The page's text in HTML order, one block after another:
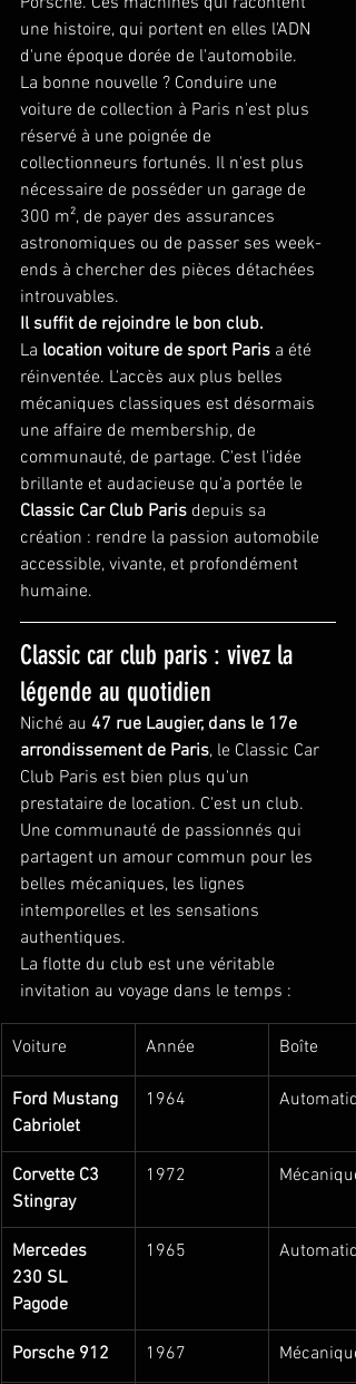
une histoire, qui portent en elles l'ADN
d'une époque dorée de l'automobile.
La bonne nouvelle ? Conduire une
voiture de collection à Paris n'est plus
réservé à une poignée de
collectionneurs fortunés. Il n'est plus
nécessaire de posséder un garage de
300 m², de payer des assurances
astronomiques ou de passer ses week-
ends à chercher des pièces détachées
introuvables.
Il suffit de rejoindre le bon club.
La location voiture de sport Paris a été
réinventée. L'accès aux plus belles
mécaniques classiques est désormais
une affaire de membership, de
communauté, de partage. C'est l'idée
brillante et audacieuse qu'a portée le
Classic Car Club Paris depuis sa
création : rendre la passion automobile
accessible, vivante, et profondément
humaine.
Classic car club paris : vivez la
légende au quotidien
Niché au 47 rue Laugier, dans le 17e
arrondissement de Paris, le Classic Car
Club Paris est bien plus qu'un
prestataire de location. C'est un club.
Une communauté de passionnés qui
partagent un amour commun pour les
belles mécaniques, les lignes
intemporelles et les sensations
authentiques.
La flotte du club est une véritable
invitation au voyage dans le temps :
Voiture Année Boîte
Ford Mustang
Cabriolet
1964
Corvette C3
Stingray
1972 Mécanique
Mercedes
230 SL
Pagode
1965
Porsche 912 1967 Mécanique